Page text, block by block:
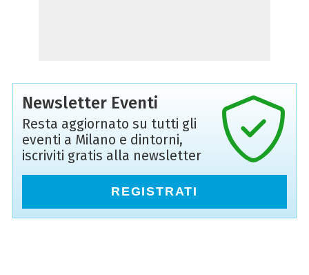
Newsletter Eventi
Resta aggiornato su tutti gli
eventi a Milano e dintorni,
iscriviti gratis alla newsletter
REGISTRATI